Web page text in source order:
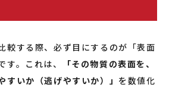
較する際、必ず目にするのが「表面
。これは、
「その物質の表面を、
すいか（逃げやすいか）」 を数値化